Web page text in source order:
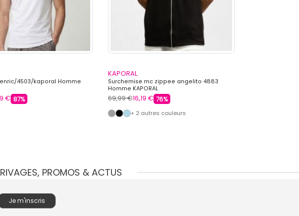
4503/kaporal Homme
€ 87%
KAPORAL
Surchemise mc zippee angelito 4883
Homme KAPORAL
69,99 €16,19 € 76%
+ 2 autres couleurs
PROMOS & ACTUS